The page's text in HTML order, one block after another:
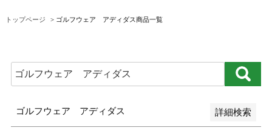
トップページ ゴルフウェア アディダス商品一覧
ゴルフウェア アディダス 詳細検索
検索